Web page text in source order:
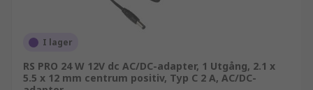
I lager
RS PRO 24 W 12V dc AC/DC-adapter, 1 Utgång, 2.1 x
5.5 x 12 mm centrum positiv, Typ C 2 A, AC/DC-